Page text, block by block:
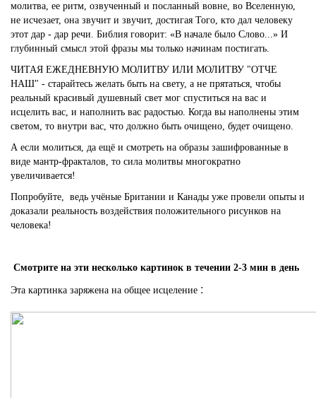
молитва, ее ритм, озвученный и посланный вовне, во Вселенную,
не исчезает, она звучит и звучит, достигая Того, кто дал человеку
этот дар - дар речи. Библия говорит: «В начале было Слово...» И
глубинный смысл этой фразы мы только начинам постигать.
ЧИТАЯ ЕЖЕДНЕВНУЮ МОЛИТВУ ИЛИ МОЛИТВУ "ОТЧЕ
НАШ" - старайтесь желать быть на свету, а не прятаться, чтобы
реальный красивый душевный свет мог спуститься на вас и
исцелить вас, и наполнить вас радостью. Когда вы наполнены этим
светом, то внутри вас, что должно быть очищено, будет очищено.
А если молиться, да ещё и смотреть на образы зашифрованные в
виде мантр-фракталов, то сила молитвы многократно
увеличивается!
Попробуйте, ведь учёные Британии и Канады уже провели опыты и
доказали реальность воздействия положительного рисунков на
человека!
Смотрите на эти несколько картинок в течении 2-3 мин в день
Эта картинка заряжена на общее исцеление :